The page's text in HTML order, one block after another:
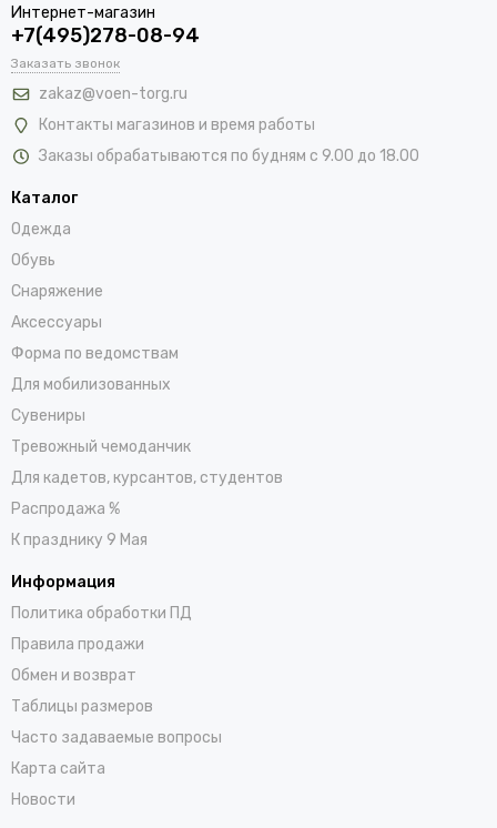
Интернет-магазин
+7(495)278-08-94
Заказать звонок
zakaz@voen-torg.ru
Контакты магазинов и время работы
Заказы обрабатываются по будням с 9.00 до 18.00
Каталог
Одежда
Обувь
Снаряжение
Аксессуары
Форма по ведомствам
Для мобилизованных
Сувениры
Тревожный чемоданчик
Для кадетов, курсантов, студентов
Распродажа %
К празднику 9 Мая
Информация
Политика обработки ПД
Правила продажи
Обмен и возврат
Таблицы размеров
Часто задаваемые вопросы
Карта сайта
Новости